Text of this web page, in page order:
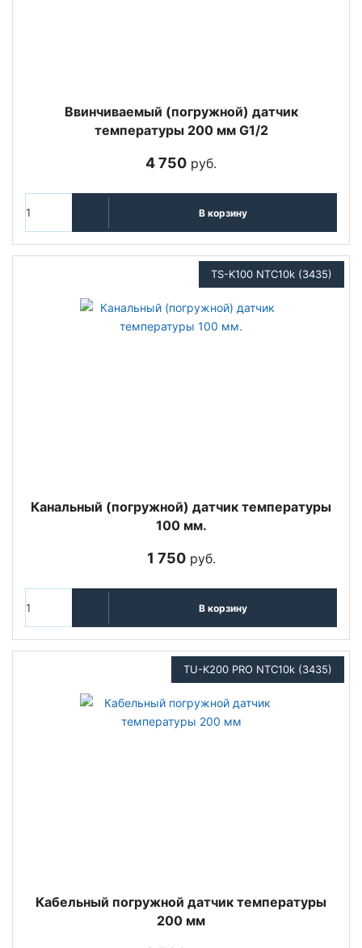
Ввинчиваемый (погружной) датчик
температуры 200 мм G1/2
4 750 руб.
В корзину
TS-K100 NTC10k (3435)
Канальный (погружной) датчик температуры
100 мм.
1 750руб.
В корзину
TU-K200 PRO NTC10k (3435)
Кабельный погружной датчик температуры
200 мм